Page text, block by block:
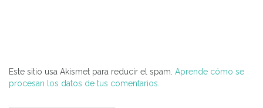
Este sitio usa Akismet para reducir el spam. Aprende cómo se
procesan los datos de tus comentarios.